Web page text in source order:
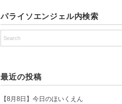
パライソエンジェル内検索
最近の投稿
【8月8日】今日のほいくえん